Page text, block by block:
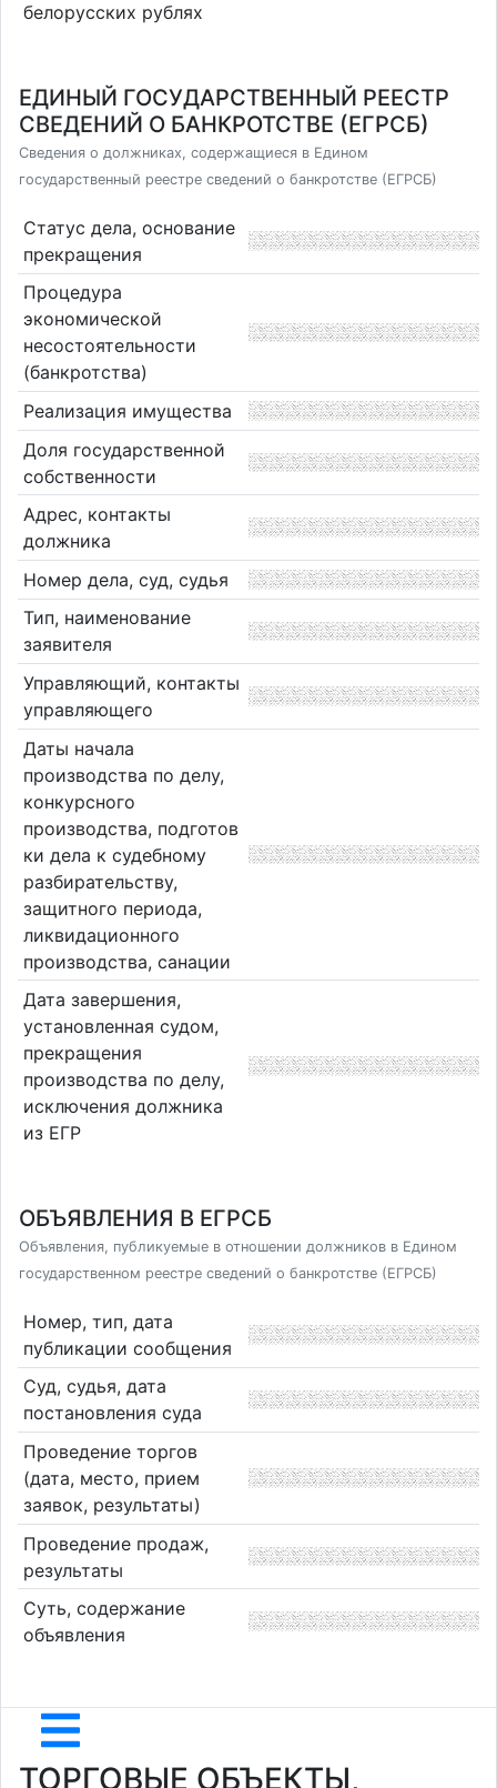
белорусских рублях
ЕДИНЫЙ ГОСУДАРСТВЕННЫЙ РЕЕСТР
СВЕДЕНИЙ О БАНКРОТСТВЕ (ЕГРСБ)
Сведения о должниках, содержащиеся в Едином
государственный реестре сведений о банкротстве (ЕГРСБ)
Статус дела, основание
прекращения
Процедура
экономической
несостоятельности
(банкротства)
Реализация имущества
Доля государственной
собственности
Адрес, контакты
должника
Номер дела, суд, судья
Тип, наименование
заявителя
Управляющий, контакты
управляющего
Даты начала
производства по делу,
конкурсного
производства, подготов
ки дела к судебному
разбирательству,
защитного периода,
ликвидационного
производства, санации
Дата завершения,
установленная судом,
прекращения
производства по делу,
исключения должника
из ЕГР
ОБЪЯВЛЕНИЯ В ЕГРСБ
Объявления, публикуемые в отношении должников в Едином
государственном реестре сведений о банкротстве (ЕГРСБ)
Номер, тип, дата
публикации сообщения
Суд, судья, дата
постановления суда
Проведение торгов
(дата, место, прием
заявок, результаты)
Проведение продаж,
результаты
Суть, содержание
объявления
ТОРГОВЫЕ ОБЪЕКТЫ,